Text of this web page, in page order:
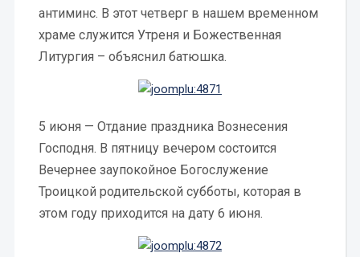
антиминс. В этот четверг в нашем временном
храме служится Утреня и Божественная
Литургия – объяснил батюшка.
5 июня — Отдание праздника Вознесения
Господня. В пятницу вечером состоится
Вечернее заупокойное Богослужение
Троицкой родительской субботы, которая в
этом году приходится на дату 6 июня.